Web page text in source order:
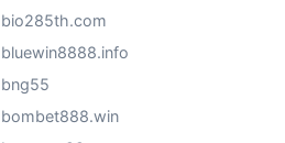
bio285th.com
bluewin8888.info
bng55
bombet888.win